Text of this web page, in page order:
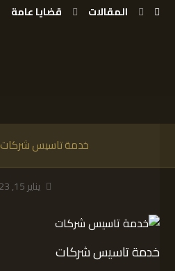
المقالات قضايا عامة
خدمة تاسيس شركات
يناير 15, 2023
خدمة تاسيس شركات